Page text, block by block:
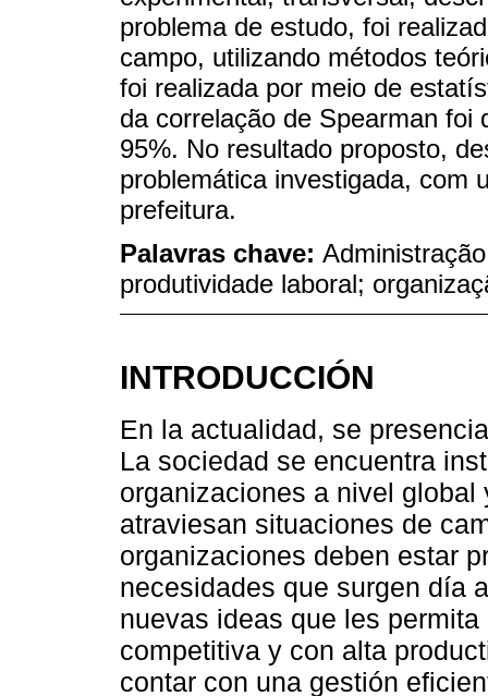
problema de estudo, foi
campo, utilizando métodos
foi realizada por meio de
da correlação de Spearman
95%. No resultado proposto,
problemática investigada, com
prefeitura.
Palavras chave:
produtividade laboral;
INTRODUCCIÓN
En la actualidad, se
La sociedad se encuentra
organizaciones a nivel
atraviesan situaciones de
organizaciones deben estar
necesidades que surgen día
nuevas ideas que les
competitiva y con alta
contar con una gestión